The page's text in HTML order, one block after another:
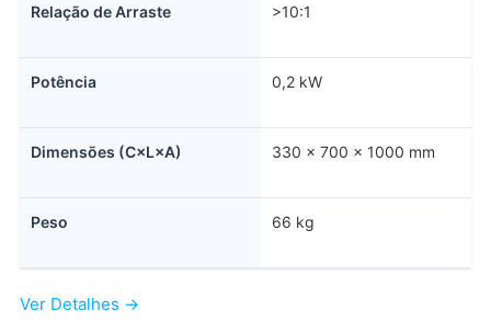
Relação de Arraste >10:1
Potência 0,2 kW
Dimensões (C×L×A) 330 × 700 × 1000 mm
Peso 66 kg
Ver Detalhes →